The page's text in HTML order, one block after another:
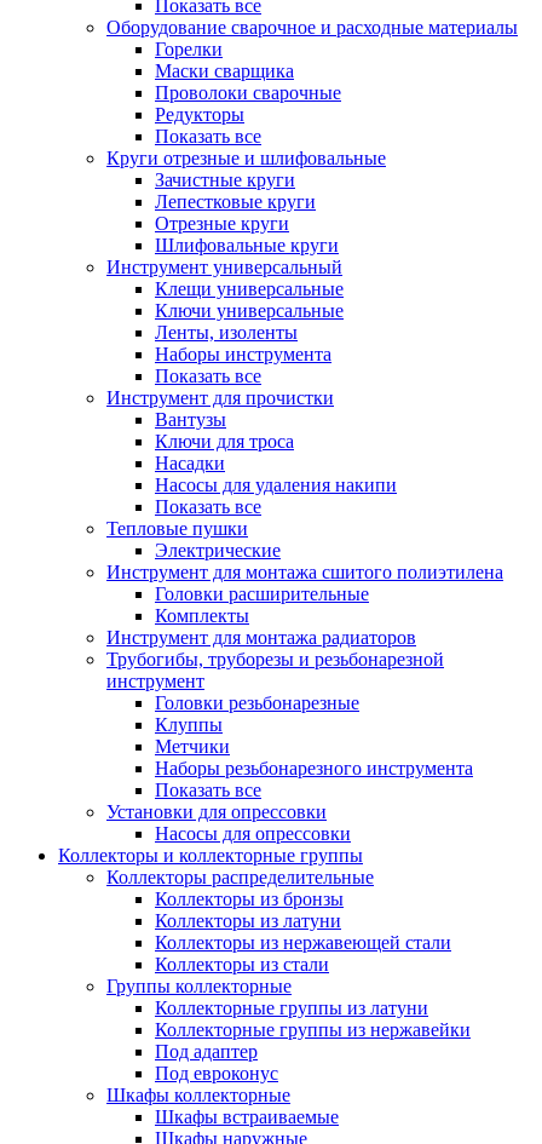
Показать все
Оборудование сварочное и расходные материалы
Горелки
Маски сварщика
Проволоки сварочные
Редукторы
Показать все
Круги отрезные и шлифовальные
Зачистные круги
Лепестковые круги
Отрезные круги
Шлифовальные круги
Инструмент универсальный
Клещи универсальные
Ключи универсальные
Ленты, изоленты
Наборы инструмента
Показать все
Инструмент для прочистки
Вантузы
Ключи для троса
Насадки
Насосы для удаления накипи
Показать все
Тепловые пушки
Электрические
Инструмент для монтажа сшитого полиэтилена
Головки расширительные
Комплекты
Инструмент для монтажа радиаторов
Трубогибы, труборезы и резьбонарезной
инструмент
Головки резьбонарезные
Клуппы
Метчики
Наборы резьбонарезного инструмента
Показать все
Установки для опрессовки
Насосы для опрессовки
Коллекторы и коллекторные группы
Коллекторы распределительные
Коллекторы из бронзы
Коллекторы из латуни
Коллекторы из нержавеющей стали
Коллекторы из стали
Группы коллекторные
Коллекторные группы из латуни
Коллекторные группы из нержавейки
Под адаптер
Под евроконус
Шкафы коллекторные
Шкафы встраиваемые
Шкафы наружные